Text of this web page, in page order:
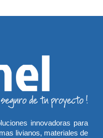
innovadoras para
livianos, materiales de